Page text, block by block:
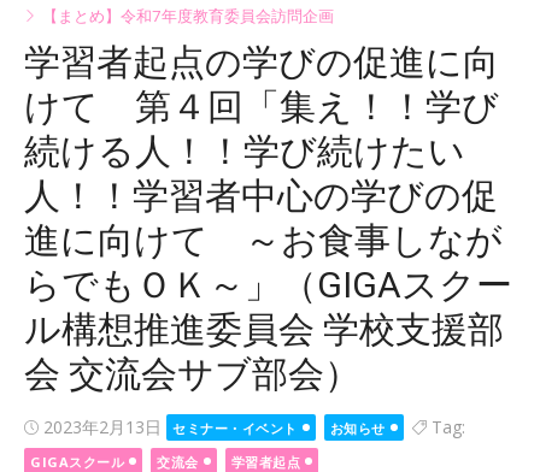
【まとめ】令和7年度教育委員会訪問企画
学習者起点の学びの促進に向
けて 第４回「集え！！学び
続ける人！！学び続けたい
人！！学習者中心の学びの促
進に向けて ～お食事しなが
らでもＯＫ～」（GIGAスクー
ル構想推進委員会 学校支援部
会 交流会サブ部会）
Posted
on
2023年2月13日 セミナー・イベント お知らせ Tag:
GIGAスクール 交流会 学習者起点